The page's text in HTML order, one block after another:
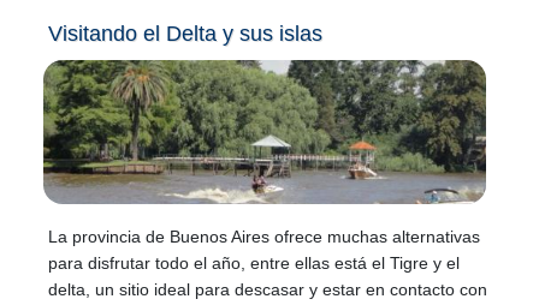
Visitando el Delta y sus islas
La provincia de Buenos Aires ofrece muchas alternativas
para disfrutar todo el año, entre ellas está el Tigre y el
delta, un sitio ideal para descasar y estar en contacto con